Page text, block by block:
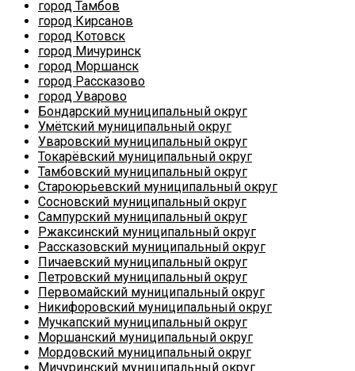
город Тамбов
город Кирсанов
город Котовск
город Мичуринск
город Моршанск
город Рассказово
город Уварово
Бондарский муниципальный округ
Умётский муниципальный округ
Уваровский муниципальный округ
Токарёвский муниципальный округ
Тамбовский муниципальный округ
Староюрьевский муниципальный округ
Сосновский муниципальный округ
Сампурский муниципальный округ
Ржаксинский муниципальный округ
Рассказовский муниципальный округ
Пичаевский муниципальный округ
Петровский муниципальный округ
Первомайский муниципальный округ
Никифоровский муниципальный округ
Мучкапский муниципальный округ
Моршанский муниципальный округ
Мордовский муниципальный округ
Мичуринский муниципальный округ